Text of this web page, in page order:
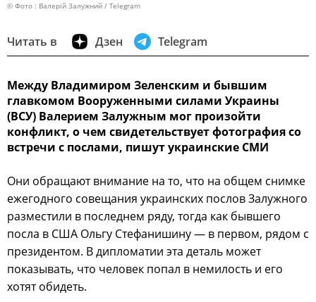
© Фото : Валерій Залужний / Telegram
Читать в Дзен Telegram
Между Владимиром Зеленским и бывшим
главкомом Вооруженными силами Украины
(ВСУ) Валерием Залужным мог произойти
конфликт, о чем свидетельствует фотография со
встречи с послами, пишут украинские СМИ
Они обращают внимание на то, что на общем снимке
ежегодного совещания украинских послов Залужного
разместили в последнем ряду, тогда как бывшего
посла в США Ольгу Стефанишину — в первом, рядом с
президентом. В дипломатии эта деталь может
показывать, что человек попал в немилость и его
хотят обидеть.